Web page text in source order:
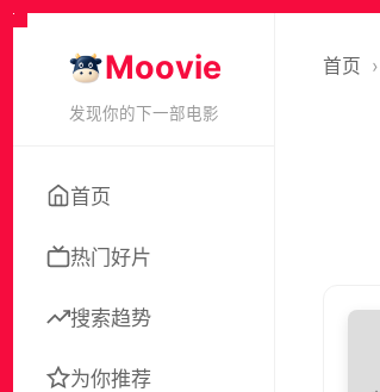
Moovie
发现你的下一部电影
首页
热门好片
搜索趋势
为你推荐
首页 ›